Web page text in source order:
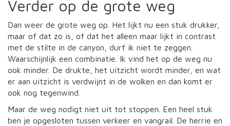
Verder op de grote weg
Dan weer de grote weg op. Het lijkt nu een stuk drukker,
maar of dat zo is, of dat het alleen maar lijkt in contrast
met de stilte in de canyon, durf ik niet te zeggen.
Waarschijnlijk een combinatie. Ik vind het op de weg nu
ook minder. De drukte, het uitzicht wordt minder, en wat
er aan uitzicht is verdwijnt in de wolken en dan komt er
ook nog tegenwind.
Maar de weg nodigt niet uit tot stoppen. Een heel stuk
ben je opgesloten tussen verkeer en vangrail. De herrie en